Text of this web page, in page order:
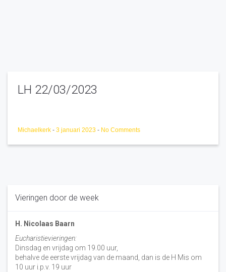
LH 22/03/2023
Michaelkerk - 3 januari 2023 - No Comments
Vieringen door de week
H. Nicolaas Baarn
Eucharistievieringen:
Dinsdag en vrijdag om 19.00 uur,
behalve de eerste vrijdag van de maand, dan is de H Mis om
10 uur i.p.v. 19 uur